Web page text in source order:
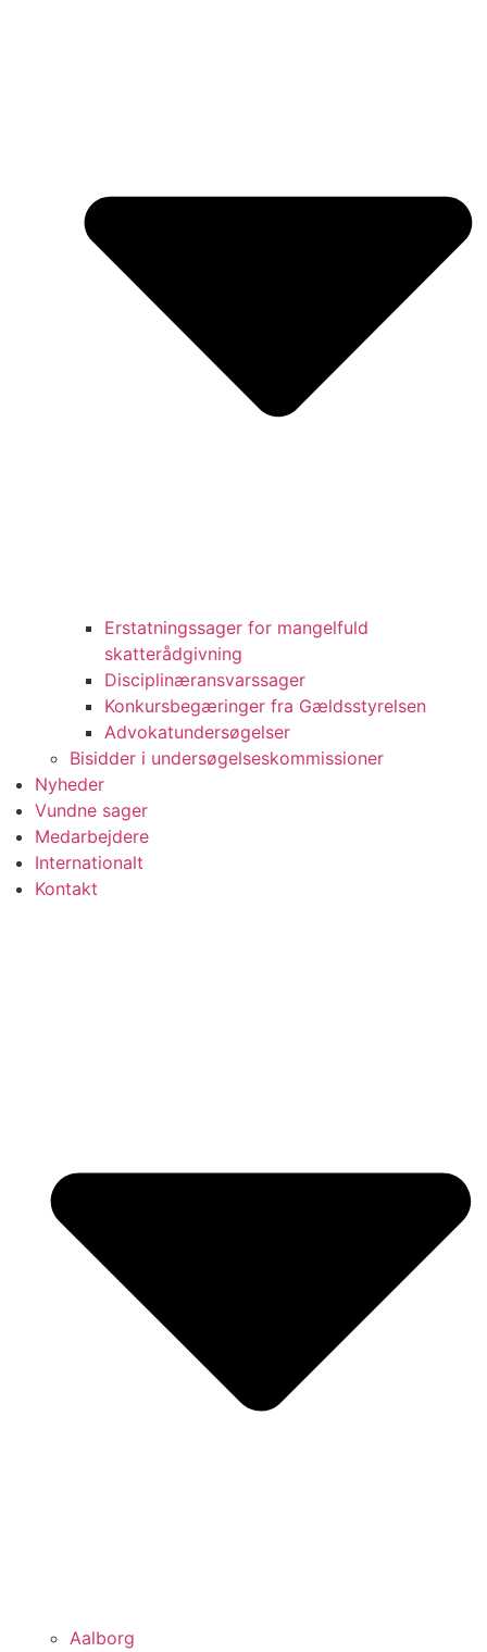
Erstatningssager for mangelfuld
skatterådgivning
Disciplinæransvarssager
Konkursbegæringer fra Gældsstyrelsen
Advokatundersøgelser
Bisidder i undersøgelseskommissioner
Nyheder
Vundne sager
Medarbejdere
Internationalt
Kontakt
Aalborg